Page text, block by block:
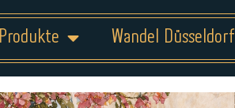
Produkte Wandel Düsseldorf